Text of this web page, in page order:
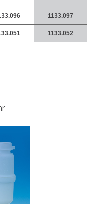
1133.097
1133.052